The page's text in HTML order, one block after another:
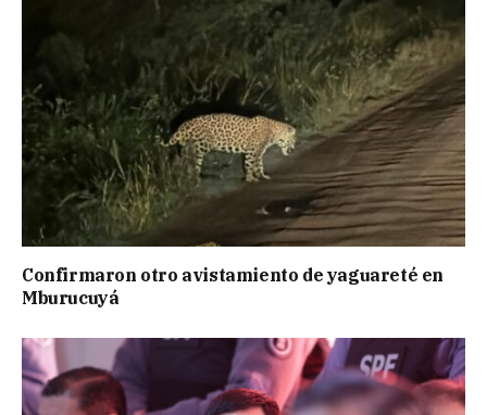
Confirmaron otro avistamiento de yaguareté en
Mburucuyá